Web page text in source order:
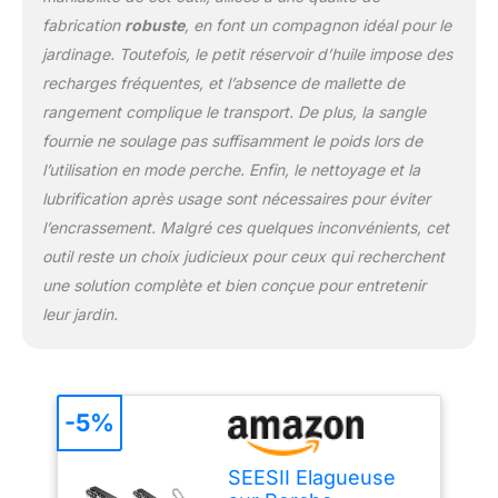
confortable en hauteur,
sans échelle. Grâce à la
à 180°, vous pouvez
facilement ajuster la
position de coupe idéale,
qu’elle soit horizontale,
verticale ou inclinée.
Vous atteignez ainsi
chaque angle sans effort
pour une coupe précise
Deux batteries de 4000
deux batteries de 4000
mAh chacune, offrant
jusqu’à 100 minutes
d’autonomie continue.
Changez rapidement la
fabrication robuste, en font un compagnon idéal pour le
jardinage. Toutefois, le petit réservoir d’huile impose des
recharges fréquentes, et l’absence de mallette de
rangement complique le transport. De plus, la sangle
fournie ne soulage pas suffisamment le poids lors de
l’utilisation en mode perche. Enfin, le nettoyage et la
lubrification après usage sont nécessaires pour éviter
l’encrassement. Malgré ces quelques inconvénients, cet
outil reste un choix judicieux pour ceux qui recherchent
une solution complète et bien conçue pour entretenir
leur jardin.
SEESII Elagueuse
-5%